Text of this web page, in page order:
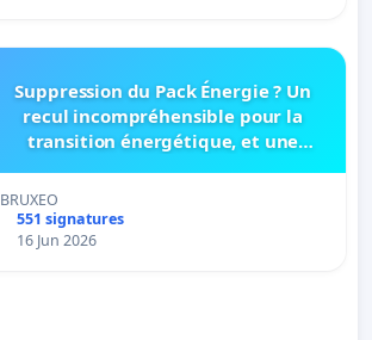
Suppression du Pack Énergie ? Un
recul incompréhensible pour la
transition énergétique, et une
BRUXEO
551 signatures
16 Jun 2026